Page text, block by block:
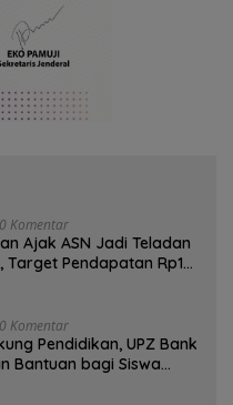
0 Komentar
Ajak ASN Jadi Teladan
Target Pendapatan Rp1
0 Komentar
Pendidikan, UPZ Bank
Bantuan bagi Siswa